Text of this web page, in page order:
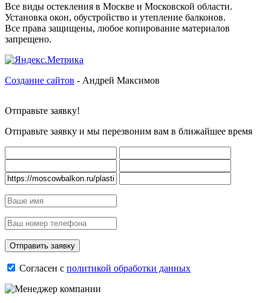
Все виды остекления в Москве и Московской области.
Установка окон, обустройство и утепление балконов.
Все права защищены, любое копирование материалов
запрещено.
Создание сайтов - Андрей Максимов
Отправьте заявку!
Отправьте заявку и мы перезвоним вам в ближайшее время
Согласен с политикой обработки данных